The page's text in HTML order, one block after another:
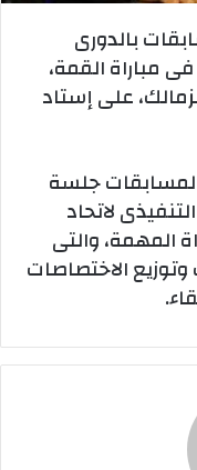
بالدورى
فى مباراة القمة،
على إستاد
جلسة
لاتحاد
المهمة، والتى
الاختصاصات